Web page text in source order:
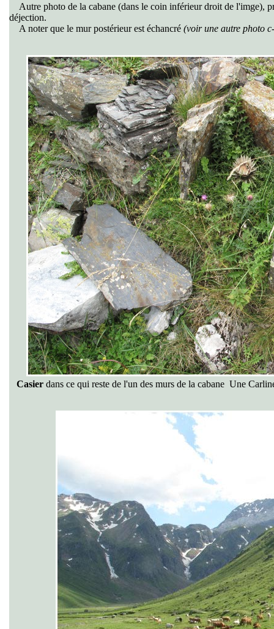
Autre photo de la cabane (dans le coin inférieur droit de l'imge),
déjection.
A noter que le mur postérieur est échancré (voir une autre photo
Casier dans ce qui reste de l'un des murs de la cabane Une